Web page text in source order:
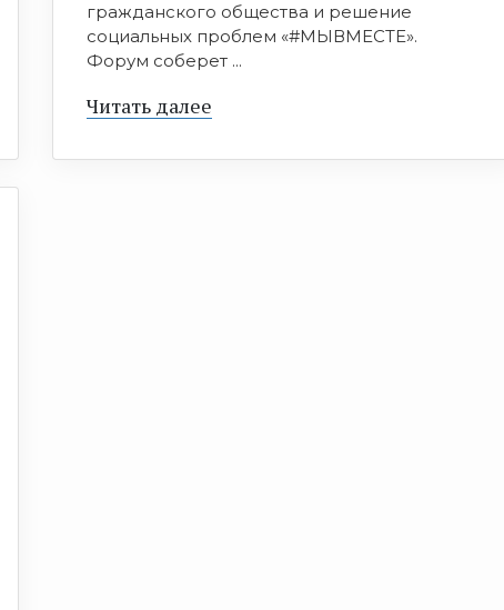
гражданского общества и решение
социальных проблем «#МЫВМЕСТЕ».
Форум соберет ...
Читать далее